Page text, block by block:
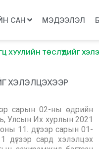
САН МЭДЭЭЛЭЛ
ХУУЛИЙН ТӨСЛҮҮДИЙГ
ХЭЛЭЛЦЭХЭЭР
сарын 02-ны өдрийн
Улсын Их хурлын 2021
11. дүгээр сарын 01-
сард хэлэлцэх